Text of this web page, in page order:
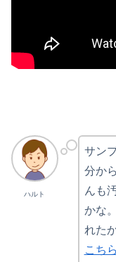
ハルト
サン
分か
んも
かな
れた
こちら